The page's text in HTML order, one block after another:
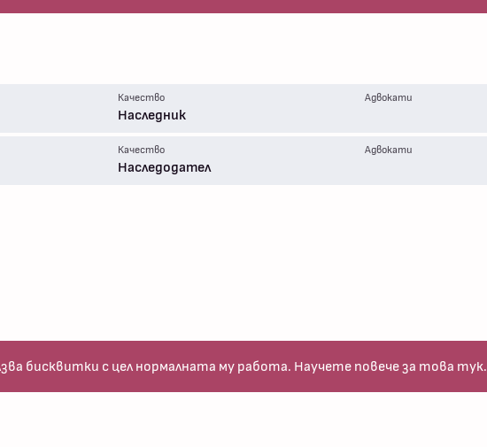
Качество
Наследник
Адвокати
Качество
Наследодател
Адвокати
бисквитки с цел нормалната му работа. Научете повече за това тук.